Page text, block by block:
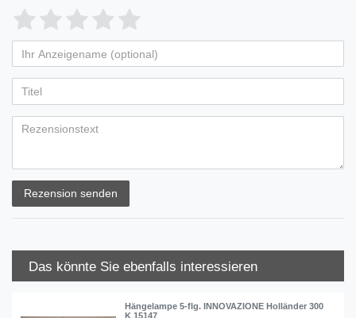
Rezension senden
Das könnte Sie ebenfalls interessieren
Hängelampe 5-flg. INNOVAZIONE Holländer 300
K 15147